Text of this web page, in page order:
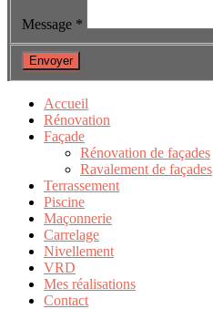
Message *
Envoyer
Accueil
Rénovation
Façade
Rénovation de façades
Ravalement de façades
Terrassement
Piscine
Maçonnerie
Carrelage
Nivellement
VRD
Mes réalisations
Contact